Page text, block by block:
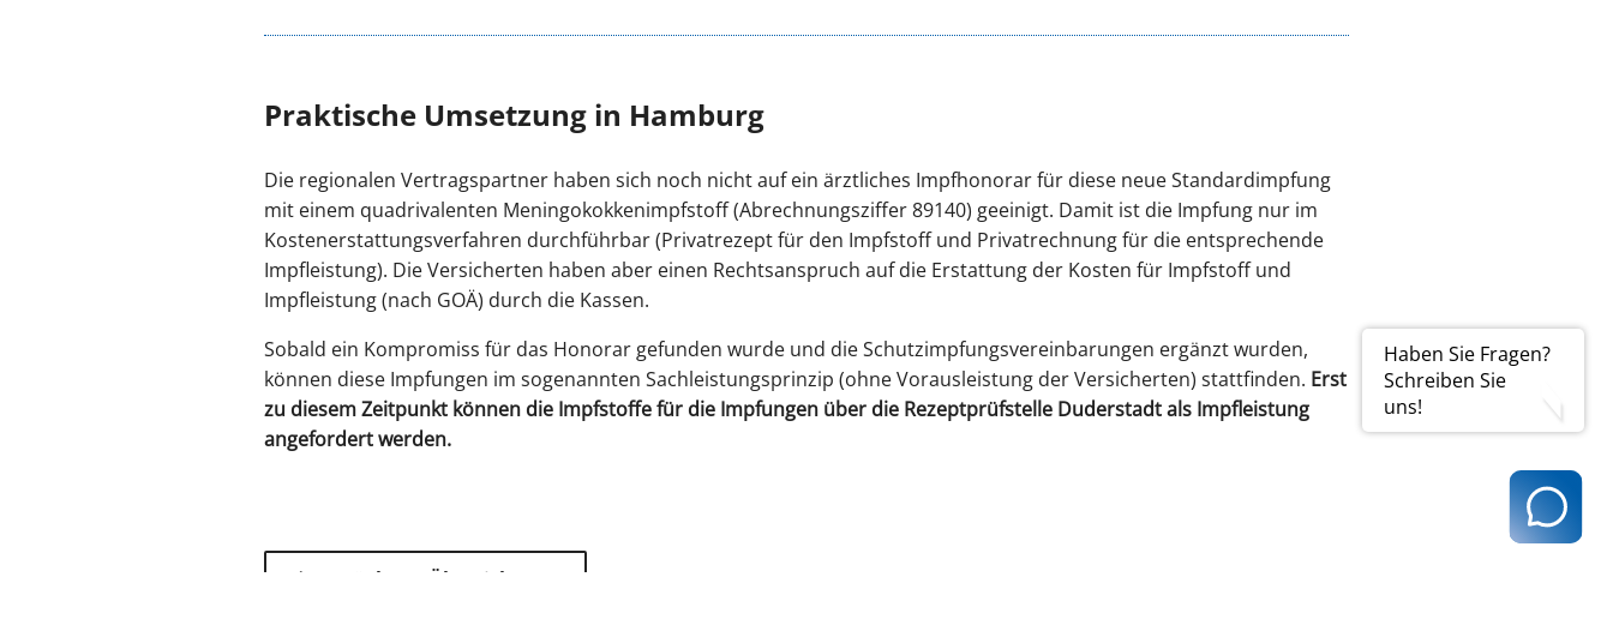
Haben Sie Fragen?
Schreiben Sie
uns!
Praktische Umsetzung in Hamburg
Die regionalen Vertragspartner haben sich noch nicht auf ein ärztliches Impfhonorar für diese neue Standardimpfung
mit einem quadrivalenten Meningokokkenimpfstoff (Abrechnungsziffer 89140) geeinigt. Damit ist die Impfung nur im
Kostenerstattungsverfahren durchführbar (Privatrezept für den Impfstoff und Privatrechnung für die entsprechende
Impfleistung). Die Versicherten haben aber einen Rechtsanspruch auf die Erstattung der Kosten für Impfstoff und
Impfleistung (nach GOÄ) durch die Kassen.
Sobald ein Kompromiss für das Honorar gefunden wurde und die Schutzimpfungsvereinbarungen ergänzt wurden,
können diese Impfungen im sogenannten Sachleistungsprinzip (ohne Vorausleistung der Versicherten) stattfinden. Erst
zu diesem Zeitpunkt können die Impfstoffe für die Impfungen über die Rezeptprüfstelle Duderstadt als Impfleistung
angefordert werden.
zurück zur Übersicht